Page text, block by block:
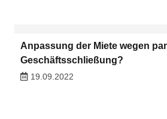
Anpassung der Miete wegen
Geschäftsschließung?
19.09.2022